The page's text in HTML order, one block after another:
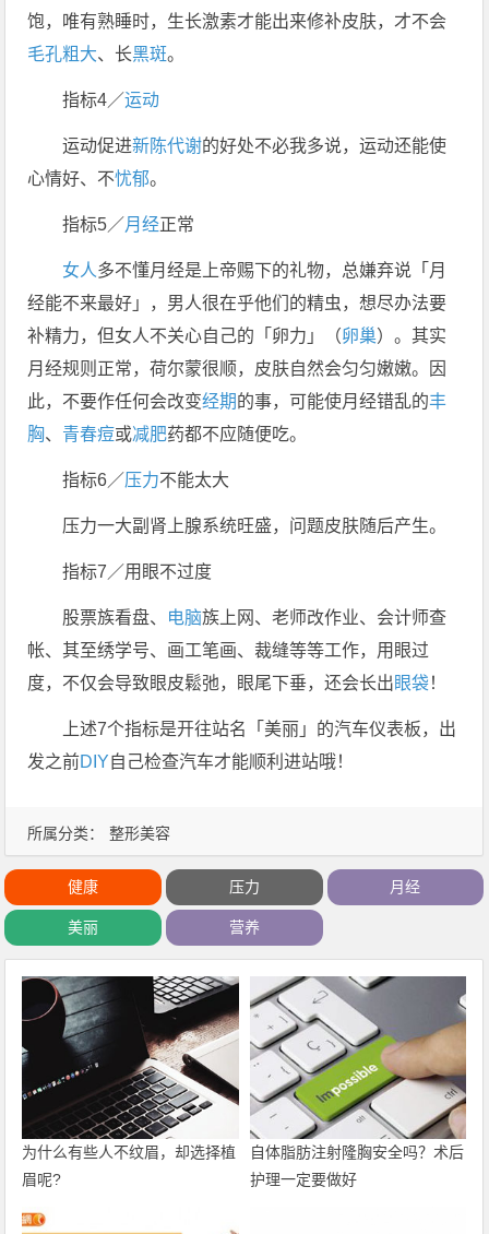
所属分类： 整形美容
饱，唯有熟睡时，生长激素才能出来修补皮肤，才不会
毛孔粗大、长黑斑。
指标4／运动
运动促进新陈代谢的好处不必我多说，运动还能使
心情好、不忧郁。
指标5／月经正常
女人多不懂月经是上帝赐下的礼物，总嫌弃说「月
经能不来最好」，男人很在乎他们的精虫，想尽办法要
补精力，但女人不关心自己的「卵力」（卵巢）。其实
月经规则正常，荷尔蒙很顺，皮肤自然会匀匀嫩嫩。因
此，不要作任何会改变经期的事，可能使月经错乱的丰
胸、 青春痘或减肥药都不应随便吃。
指标6／压力不能太大
压力一大副肾上腺系统旺盛，问题皮肤随后产生。
指标7／用眼不过度
股票族看盘、 电脑族上网、老师改作业、会计师查
帐、其至绣学号、画工笔画、裁缝等等工作，用眼过
度，不仅会导致眼皮鬆弛，眼尾下垂，还会长出眼袋！
上述7个指标是开往站名「美丽」的汽车仪表板，出
发之前DIY自己检查汽车才能顺利进站哦！
健康 压力 月经
美丽 营养
为什么有些人不纹眉，却选择植
眉呢?
自体脂肪注射隆胸安全吗？术后
护理一定要做好